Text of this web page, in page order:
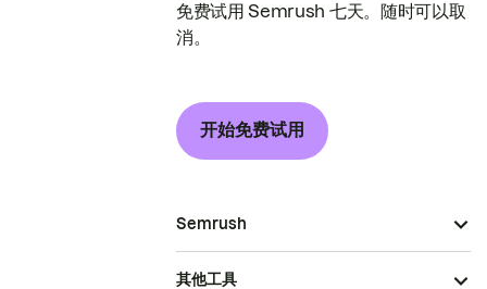
免费试用 Semrush 七天。随时可以取
消。
开始免费试用
Semrush
其他工具